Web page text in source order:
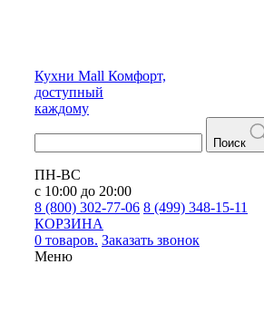
Кухни Mall Комфорт,
доступный
каждому
Поиск
ПН-ВС
с 10:00 до 20:00
8 (800) 302-77-06 8 (499) 348-15-11
КОРЗИНА
0 товаров. Заказать звонок
Меню